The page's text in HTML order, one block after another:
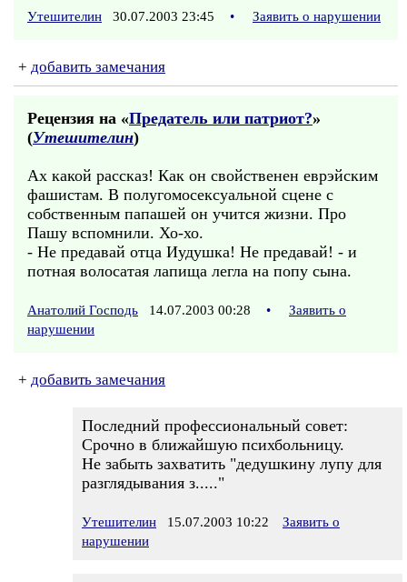
Утешителин 30.07.2003 23:45 • Заявить о нарушении
+ добавить замечания
Рецензия на «Предатель или патриот?»
(Утешителин)
Ах какой рассказ! Как он свойственен еврэйским
фашистам. В полугомосексуальной сцене с
собственным папашей он учится жизни. Про
Пашу вспомнили. Хо-хо.
- Не предавай отца Иудушка! Не предавай! - и
потная волосатая лапища легла на попу сына.
Анатолий Господь 14.07.2003 00:28 •
Заявить о
нарушении
+ добавить замечания
Последний профессиональный совет:
Срочно в ближайшую психбольницу.
Не забыть захватить "дедушкину лупу для
разглядывания з....."
Утешителин 15.07.2003 10:22
Заявить о
нарушении